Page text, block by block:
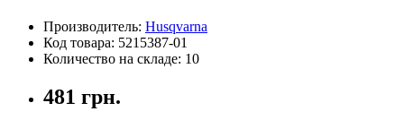
Производитель: Husqvarna
Код товара: 5215387-01
Количество на складе: 10
481 грн.